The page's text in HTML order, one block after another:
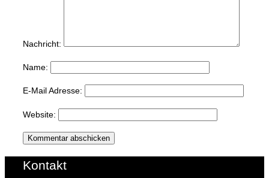
Nachricht:
Name:
E-Mail Adresse:
Website:
Kontakt